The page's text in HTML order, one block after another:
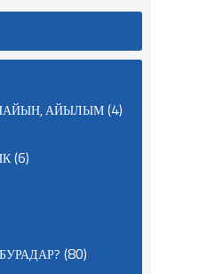
АЙЫЛЫМ(4)
(6)
(80)